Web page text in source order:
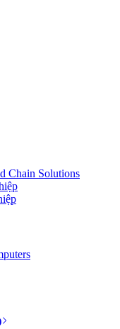
Chain Solutions